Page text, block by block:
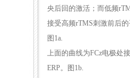
央后回的激活；而低频
接受高频rTMS刺激前后的
图1a.
上面的曲线为FCz电极处
ERP。图1b.